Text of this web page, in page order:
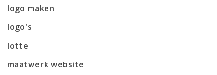
logo maken
logo's
lotte
maatwerk website